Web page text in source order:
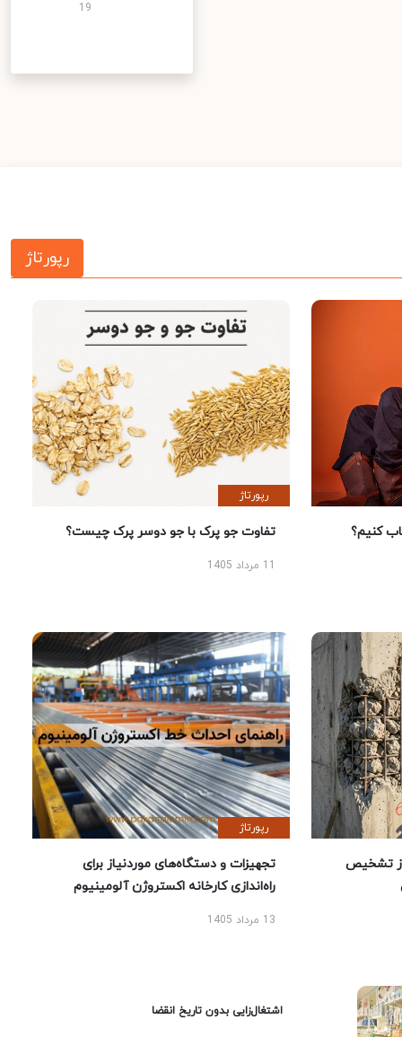
19
رپورتاژ
کنیم؟
رپورتاژ
تفاوت جو پرک با جو دوسر پرک چیست؟
تشخیص
رپورتاژ
تجهیزات و دستگاه‌های موردنیاز برای
راه‌اندازی کارخانه اکستروژن آلومینیوم
13 مرداد 1405
اشتغال‌زایی بدون تاریخ انقضا